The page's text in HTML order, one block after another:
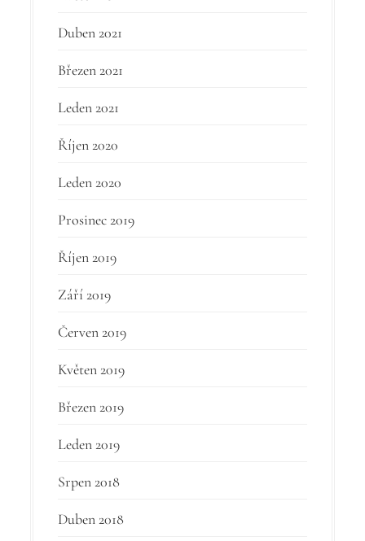
Duben 2021
Březen 2021
Leden 2021
Říjen 2020
Leden 2020
Prosinec 2019
Říjen 2019
Září 2019
Červen 2019
Květen 2019
Březen 2019
Leden 2019
Srpen 2018
Duben 2018